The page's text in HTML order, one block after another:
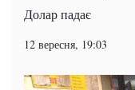
Долар падає
12 вересня, 19:03